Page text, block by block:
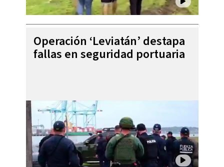
Operación ‘Leviatán’ destapa
fallas en seguridad portuaria